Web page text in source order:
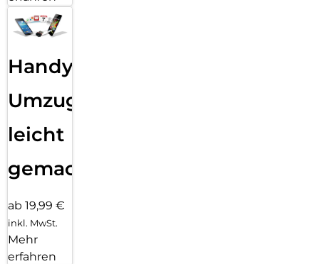
Handy
Umzug
leicht
gemacht!
ab 19,99 €
inkl. MwSt.
Mehr
erfahren